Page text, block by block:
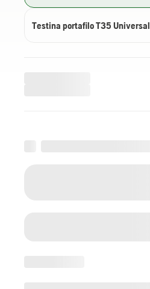
Testina portafilo T35 Universal